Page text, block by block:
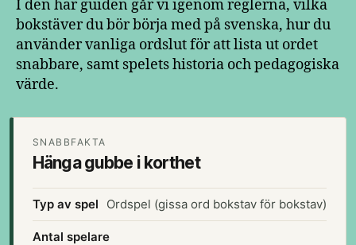
I den här guiden går vi igenom reglerna, vilka
bokstäver du bör börja med på svenska, hur du
använder vanliga ordslut för att lista ut ordet
snabbare, samt spelets historia och pedagogiska
värde.
SNABBFAKTA
Hänga gubbe i korthet
Typ av spel Ordspel (gissa ord bokstav för bokstav)
Antal spelare